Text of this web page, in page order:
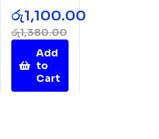
Rathu
Wada
Mal
රු1,380.00
රු1,100.00
Add
to
Cart